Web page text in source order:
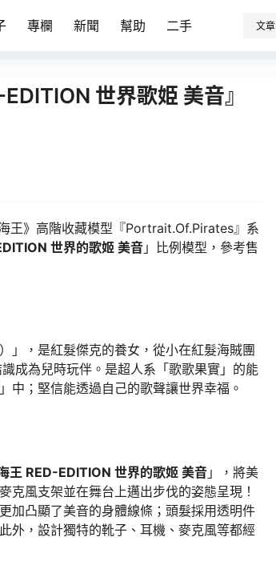
專欄 新聞 幫助 二手 文章
世界歌姫 美音』
王》高階收藏模型『Portrait.Of.Pirates』系
世界的歌姬 美音 」比例模型，參考售
）」，是紅髮傑克的養女，從小在紅髮海賊團
成為兒時玩伴。是超人系「歌歌果實」的能
中；堅信能透過自己的歌聲讓世界幸福。
王 RED-EDITION 世界的歌姬 美音」，將美
克風支架並在舞台上邁出步伐的姿態呈現！
加凸顯了美音的身體線條；頭髮採用透明件
外，設計獨特的靴子、耳機、麥克風等都經